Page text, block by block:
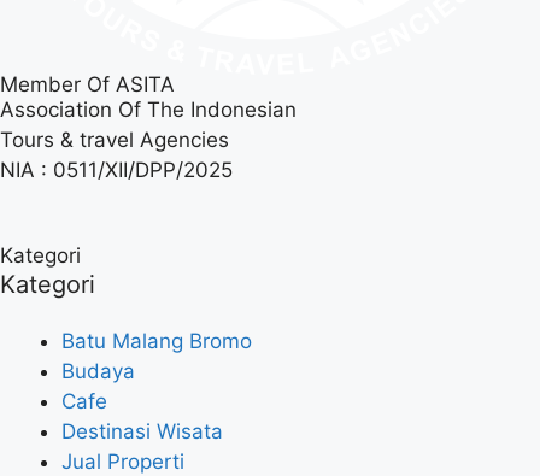
Member Of ASITA
Association Of The Indonesian
Tours & travel Agencies
NIA : 0511/XII/DPP/2025
Kategori
Kategori
Batu Malang Bromo
Budaya
Cafe
Destinasi Wisata
Jual Properti